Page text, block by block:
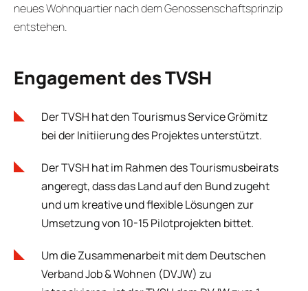
neues Wohnquartier nach dem Genossenschaftsprinzip
entstehen.
Engagement des TVSH
Der TVSH hat den Tourismus Service Grömitz
bei der Initiierung des Projektes unterstützt.
Der TVSH hat im Rahmen des Tourismusbeirats
angeregt, dass das Land auf den Bund zugeht
und um kreative und flexible Lösungen zur
Umsetzung von 10-15 Pilotprojekten bittet.
Um die Zusammenarbeit mit dem Deutschen
Verband Job & Wohnen (DVJW) zu